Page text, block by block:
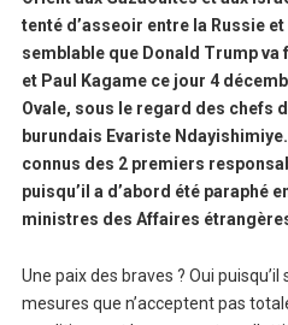
tenté d’asseoir entre la Russie et
semblable que Donald Trump
et Paul Kagame ce jour 4
Ovale, sous le regard des chefs
burundais Evariste
connus des 2 premiers
puisqu’il a d’abord été paraphé
ministres des Affaires
Une paix des braves ? Oui
mesures que n’acceptent pas